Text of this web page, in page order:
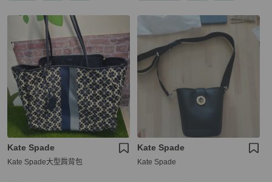
Kate Spade
Kate Spade大型肩背包
Kate Spade
Kate Spade